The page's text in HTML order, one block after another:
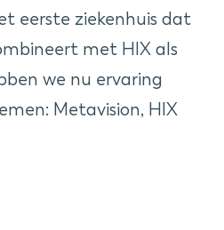
eerste ziekenhuis dat
met HIX als
we nu ervaring
Metavision, HIX